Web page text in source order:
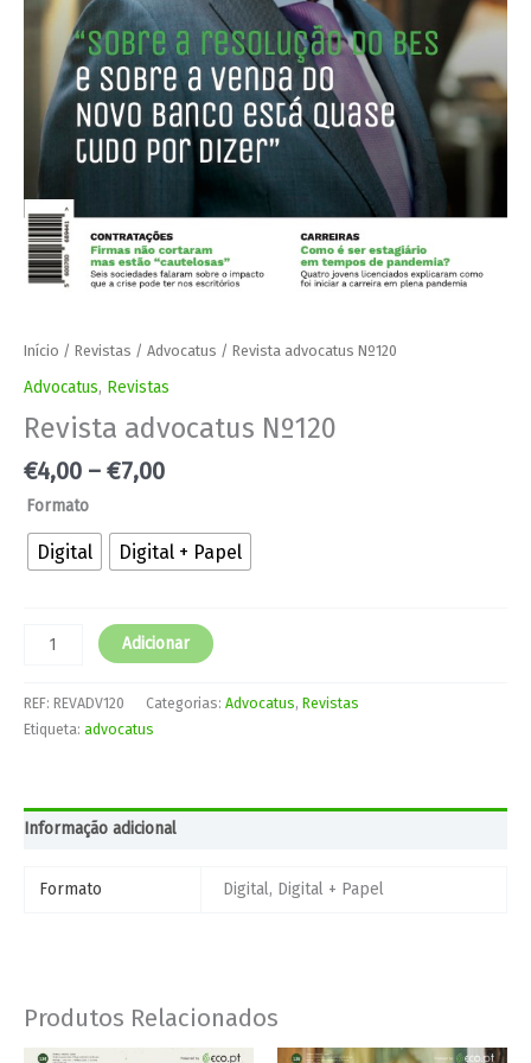
Início / Revistas / Advocatus / Revista advocatus Nº120
Advocatus, Revistas
Revista advocatus Nº120
€4,00 – €7,00
Formato
Digital Digital + Papel
Adicionar
REF: REVADV120 Categorias: Advocatus, Revistas
Etiqueta: advocatus
Informação adicional
Formato Digital, Digital + Papel
Produtos Relacionados
Price
Price